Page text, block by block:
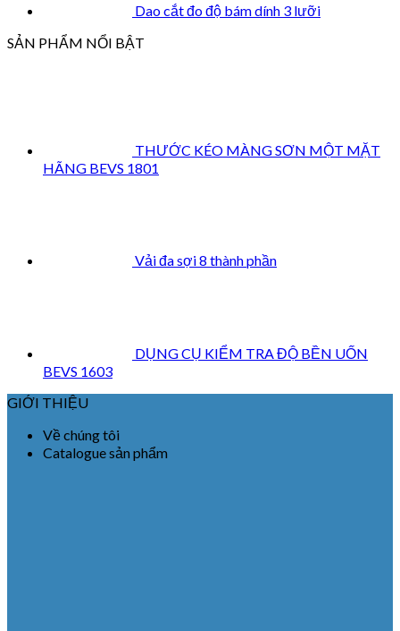
Dao cắt đo độ bám dính 3 lưỡi
SẢN PHẨM NỔI BẬT
THƯỚC KÉO MÀNG SƠN MỘT MẶT
HÃNG BEVS 1801
Vải đa sợi 8 thành phần
DỤNG CỤ KIỂM TRA ĐỘ BỀN UỐN
BEVS 1603
GIỚI THIỆU
Về chúng tôi
Catalogue sản phẩm